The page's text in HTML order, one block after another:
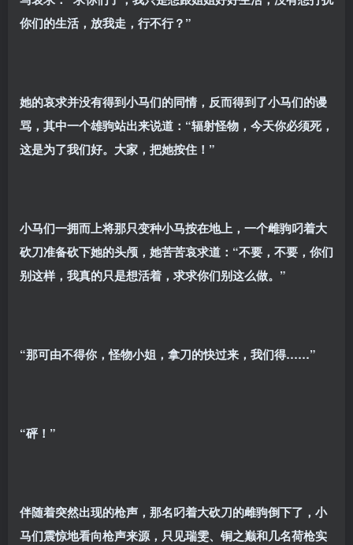
你们的生活，放我走，行不行？”
她的哀求并没有得到小马们的同情，反而得到了小马们的谩
骂，其中一个雄驹站出来说道：“辐射怪物，今天你必须死，
这是为了我们好。大家，把她按住！”
小马们一拥而上将那只变种小马按在地上，一个雌驹叼着大
砍刀准备砍下她的头颅，她苦苦哀求道：“不要，不要，你们
别这样，我真的只是想活着，求求你们别这么做。”
“那可由不得你，怪物小姐，拿刀的快过来，我们得……”
“砰！”
伴随着突然出现的枪声，那名叼着大砍刀的雌驹倒下了，小
马们震惊地看向枪声来源，只见瑞雯、铜之巅和几名荷枪实